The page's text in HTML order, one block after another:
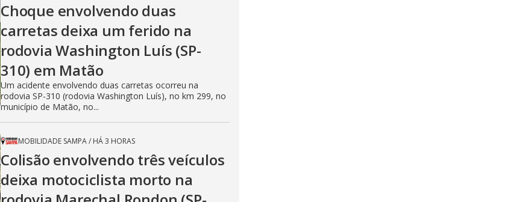
Choque envolvendo duas
carretas deixa um ferido na
rodovia Washington Luís (SP-
310) em Matão
Um acidente envolvendo duas carretas ocorreu na
rodovia SP-310 (rodovia Washington Luís), no km 299, no
município de Matão, no...
MOBILIDADE SAMPA/ HÁ 3 HORAS
Colisão envolvendo três veículos
deixa motociclista morto na